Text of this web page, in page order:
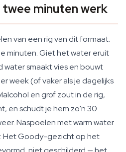
minuten werk
van een rig van dit formaat:
minuten. Giet het water eruit
water smaakt vies en bouwt
week (of vaker als je dagelijks
en grof zout in de rig,
en schudt je hem zo'n 30
Naspoelen met warm water
Het Goody-gezicht op het